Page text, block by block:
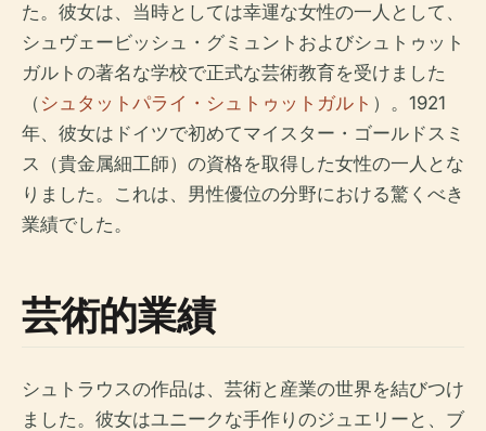
た。彼女は、当時としては幸運な女性の一人として、
シュヴェービッシュ・グミュントおよびシュトゥット
ガルトの著名な学校で正式な芸術教育を受けました
（ シュタットパライ・シュトゥットガルト ）。1921
年、彼女はドイツで初めてマイスター・ゴールドスミ
ス（貴金属細工師）の資格を取得した女性の一人とな
りました。これは、男性優位の分野における驚くべき
業績でした。
芸術的業績
シュトラウスの作品は、芸術と産業の世界を結びつけ
ました。彼女はユニークな手作りのジュエリーと、ブ